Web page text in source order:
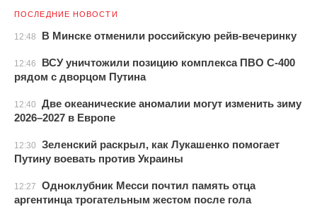
ПОСЛЕДНИЕ НОВОСТИ
12:48 В Минске отменили российскую рейв-вечеринку
12:46
ВСУ уничтожили позицию комплекса ПВО С-400
рядом с дворцом Путина
12:40
Две океанические аномалии могут изменить зиму
2026–2027 в Европе
12:30
Зеленский раскрыл, как Лукашенко помогает
Путину воевать против Украины
12:27
Одноклубник Месси почтил память отца
аргентинца трогательным жестом после гола